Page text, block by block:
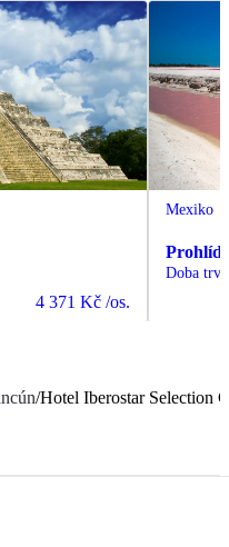
4 371 Kč /os.
Mexiko
Doba
/Hotel Iberostar Selection